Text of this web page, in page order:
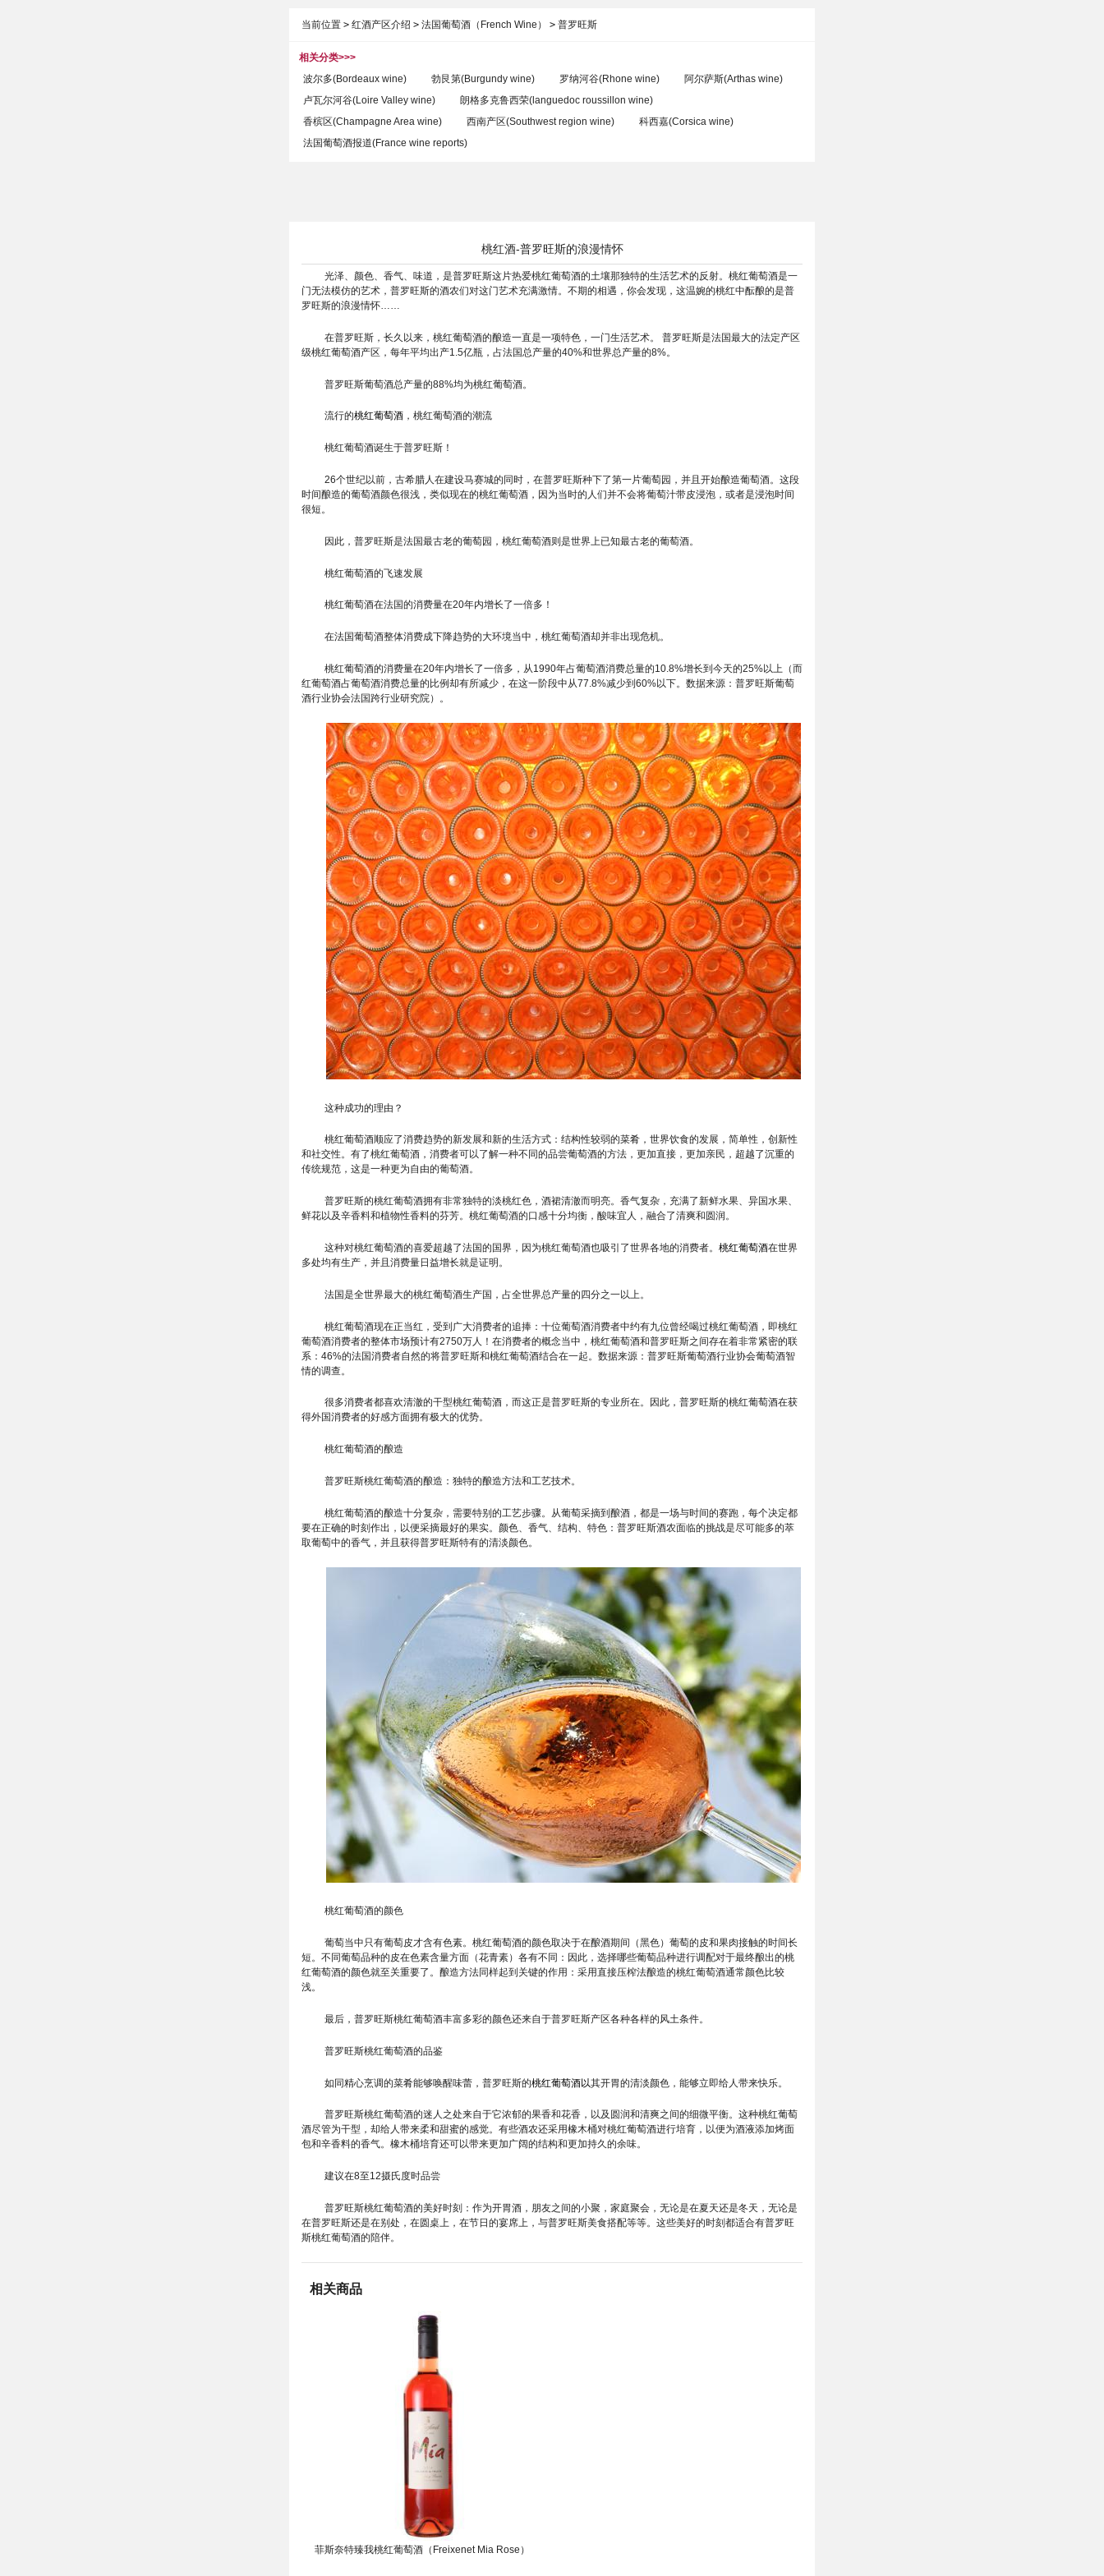
当前位置 > 红酒产区介绍 > 法国葡萄酒（French Wine） > 普罗旺斯
相关分类>>>
波尔多(Bordeaux wine)
勃艮第(Burgundy wine) 罗纳河谷(Rhone wine)
阿尔萨斯(Arthas wine)
卢瓦尔河谷(Loire Valley wine)
朗格多克鲁西荣(languedoc roussillon wine)
香槟区(Champagne Area wine)
西南产区(Southwest region wine)
科西嘉(Corsica wine)
法国葡萄酒报道(France wine reports)
桃红酒-普罗旺斯的浪漫情怀
光泽、颜色、香气、味道，是普罗旺斯这片热爱桃红葡萄酒的土壤那独特的生活艺术的反射。桃红葡萄酒是一
门无法模仿的艺术，普罗旺斯的酒农们对这门艺术充满激情。不期的相遇，你会发现，这温婉的桃红中酝酿的是普
罗旺斯的浪漫情怀……
在普罗旺斯，长久以来，桃红葡萄酒的酿造一直是一项特色，一门生活艺术。 普罗旺斯是法国最大的法定产区
级桃红葡萄酒产区，每年平均出产1.5亿瓶，占法国总产量的40%和世界总产量的8%。
普罗旺斯葡萄酒总产量的88%均为桃红葡萄酒。
流行的桃红葡萄酒 ，桃红葡萄酒的潮流
桃红葡萄酒诞生于普罗旺斯！
26个世纪以前，古希腊人在建设马赛城的同时，在普罗旺斯种下了第一片葡萄园，并且开始酿造葡萄酒。这段
时间酿造的葡萄酒颜色很浅，类似现在的桃红葡萄酒，因为当时的人们并不会将葡萄汁带皮浸泡，或者是浸泡时间
很短。
因此，普罗旺斯是法国最古老的葡萄园，桃红葡萄酒则是世界上已知最古老的葡萄酒。
桃红葡萄酒的飞速发展
桃红葡萄酒在法国的消费量在20年内增长了一倍多！
在法国葡萄酒整体消费成下降趋势的大环境当中，桃红葡萄酒却并非出现危机。
桃红葡萄酒的消费量在20年内增长了一倍多，从1990年占葡萄酒消费总量的10.8%增长到今天的25%以上（而
红葡萄酒占葡萄酒消费总量的比例却有所减少，在这一阶段中从77.8%减少到60%以下。数据来源：普罗旺斯葡萄
酒行业协会法国跨行业研究院）。
这种成功的理由？
桃红葡萄酒顺应了消费趋势的新发展和新的生活方式：结构性较弱的菜肴，世界饮食的发展，简单性，创新性
和社交性。有了桃红葡萄酒，消费者可以了解一种不同的品尝葡萄酒的方法，更加直接，更加亲民，超越了沉重的
传统规范，这是一种更为自由的葡萄酒。
普罗旺斯的桃红葡萄酒拥有非常独特的淡桃红色，酒裙清澈而明亮。香气复杂，充满了新鲜水果、异国水果、
鲜花以及辛香料和植物性香料的芬芳。桃红葡萄酒的口感十分均衡，酸味宜人，融合了清爽和圆润。
这种对桃红葡萄酒的喜爱超越了法国的国界，因为桃红葡萄酒也吸引了世界各地的消费者。 桃红葡萄酒在世界
多处均有生产，并且消费量日益增长就是证明。
法国是全世界最大的桃红葡萄酒生产国，占全世界总产量的四分之一以上。
桃红葡萄酒现在正当红，受到广大消费者的追捧：十位葡萄酒消费者中约有九位曾经喝过桃红葡萄酒，即桃红
葡萄酒消费者的整体市场预计有2750万人！在消费者的概念当中，桃红葡萄酒和普罗旺斯之间存在着非常紧密的联
系：46%的法国消费者自然的将普罗旺斯和桃红葡萄酒结合在一起。数据来源：普罗旺斯葡萄酒行业协会葡萄酒智
情的调查。
很多消费者都喜欢清澈的干型桃红葡萄酒，而这正是普罗旺斯的专业所在。因此，普罗旺斯的桃红葡萄酒在获
得外国消费者的好感方面拥有极大的优势。
桃红葡萄酒的酿造
普罗旺斯桃红葡萄酒的酿造：独特的酿造方法和工艺技术。
桃红葡萄酒的酿造十分复杂，需要特别的工艺步骤。从葡萄采摘到酿酒，都是一场与时间的赛跑，每个决定都
要在正确的时刻作出，以便采摘最好的果实。颜色、香气、结构、特色：普罗旺斯酒农面临的挑战是尽可能多的萃
取葡萄中的香气，并且获得普罗旺斯特有的清淡颜色。
桃红葡萄酒的颜色
葡萄当中只有葡萄皮才含有色素。桃红葡萄酒的颜色取决于在酿酒期间（黑色）葡萄的皮和果肉接触的时间长
短。不同葡萄品种的皮在色素含量方面（花青素）各有不同：因此，选择哪些葡萄品种进行调配对于最终酿出的桃
红葡萄酒的颜色就至关重要了。酿造方法同样起到关键的作用：采用直接压榨法酿造的桃红葡萄酒通常颜色比较
浅。
最后，普罗旺斯桃红葡萄酒丰富多彩的颜色还来自于普罗旺斯产区各种各样的风土条件。
普罗旺斯桃红葡萄酒的品鉴
如同精心烹调的菜肴能够唤醒味蕾，普罗旺斯的桃红葡萄酒以其开胃的清淡颜色，能够立即给人带来快乐。
普罗旺斯桃红葡萄酒的迷人之处来自于它浓郁的果香和花香，以及圆润和清爽之间的细微平衡。这种桃红葡萄
酒尽管为干型，却给人带来柔和甜蜜的感觉。有些酒农还采用橡木桶对桃红葡萄酒进行培育，以便为酒液添加烤面
包和辛香料的香气。橡木桶培育还可以带来更加广阔的结构和更加持久的余味。
建议在8至12摄氏度时品尝
普罗旺斯桃红葡萄酒的美好时刻：作为开胃酒，朋友之间的小聚，家庭聚会，无论是在夏天还是冬天，无论是
在普罗旺斯还是在别处，在圆桌上，在节日的宴席上，与普罗旺斯美食搭配等等。这些美好的时刻都适合有普罗旺
斯桃红葡萄酒的陪伴。
相关商品
菲斯奈特臻我桃红葡萄酒（Freixenet Mia Rose）